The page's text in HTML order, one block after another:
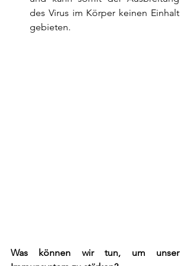
des Virus im Körper keinen Einhalt
gebieten.
Was können wir tun, um unser